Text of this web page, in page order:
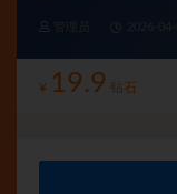
¥ 19.9 钻石